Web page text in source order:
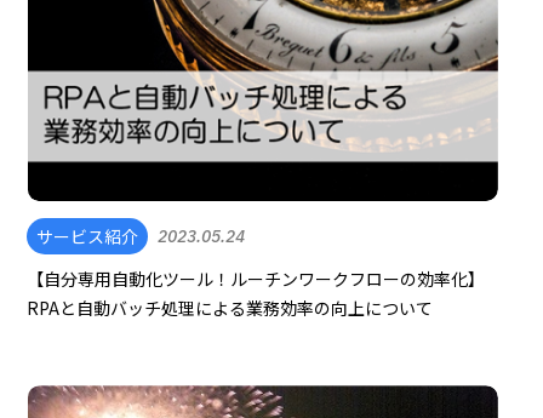
サービス紹介 2023.05.24
【自分専用自動化ツール！ルーチンワークフローの効率化】
RPAと自動バッチ処理による業務効率の向上について